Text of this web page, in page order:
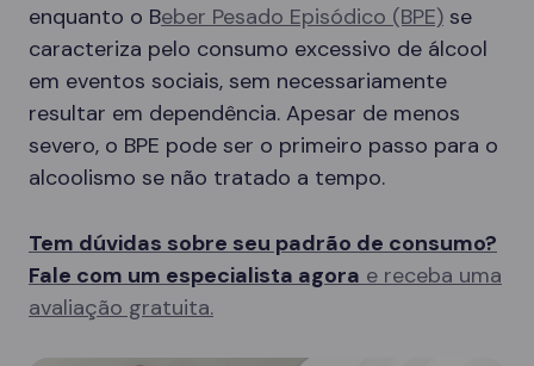
enquanto o Beber Pesado Episódico (BPE) se
caracteriza pelo consumo excessivo de álcool
em eventos sociais, sem necessariamente
resultar em dependência. Apesar de menos
severo, o BPE pode ser o primeiro passo para o
alcoolismo se não tratado a tempo.
Tem dúvidas sobre seu padrão de consumo?
Fale com um especialista agora e receba uma
avaliação gratuita.